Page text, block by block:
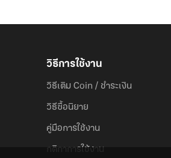
วิธีการใช้งาน
วิธีเติม Coin / ชำระเงิน
วิธีซื้อนิยาย
คู่มือการใช้งาน
กติกาการใช้งาน